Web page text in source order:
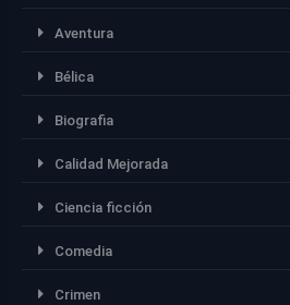
Aventura
Bélica
Biografia
Calidad Mejorada
Ciencia ficción
Comedia
Crimen